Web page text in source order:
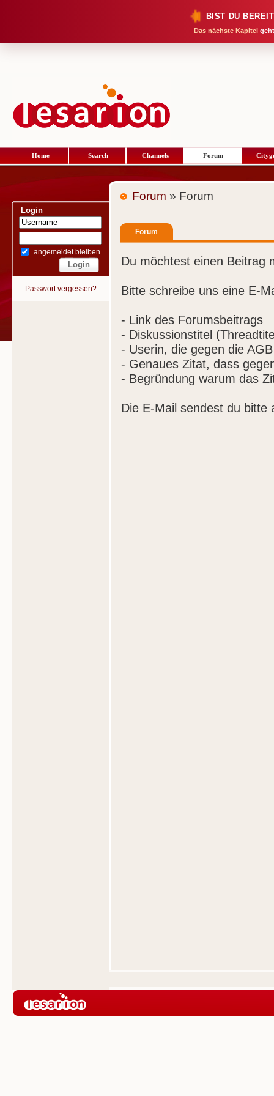
BIST DU
Das nächste Kapitel
Home Search Channels Forum
Login
angemeldet bleiben
Passwort vergessen?
Forum » Forum
Forum
Du möchtest einen Beitrag
Bitte schreibe uns eine E-
- Link des Forumsbeitrags
- Diskussionstitel
- Userin, die gegen die
- Genaues Zitat, dass
- Begründung warum das
Die E-Mail sendest du bitte